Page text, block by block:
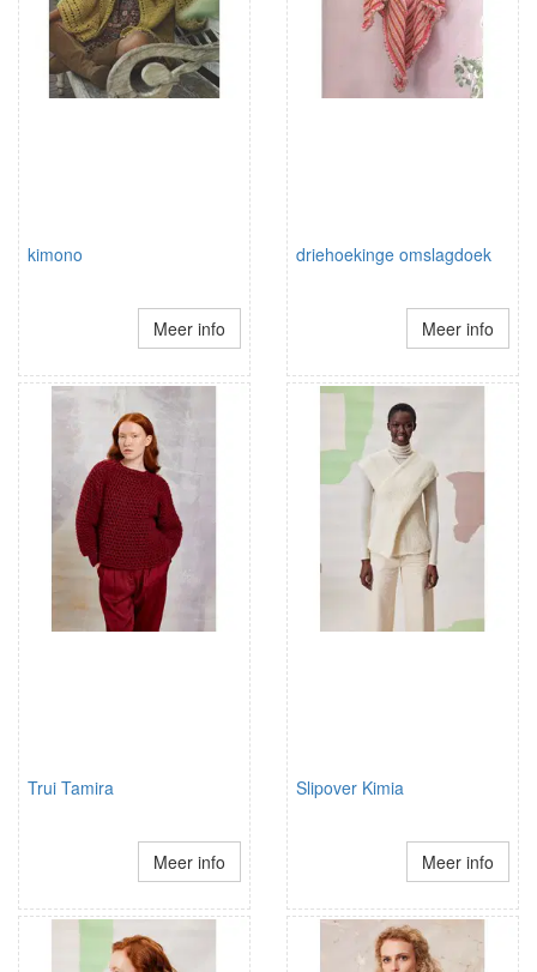
kimono
Meer info
driehoekinge omslagdoek
Meer info
Trui Tamira
Meer info
Slipover Kimia
Meer info